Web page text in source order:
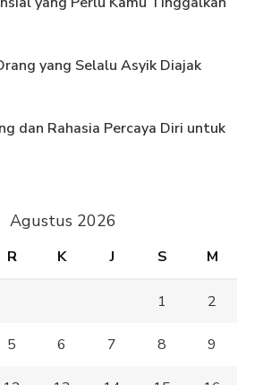
yang Selalu Asyik Diajak
dan Rahasia Percaya Diri untuk
Agustus 2026
R K J S M
1 2
5 6 7 8 9